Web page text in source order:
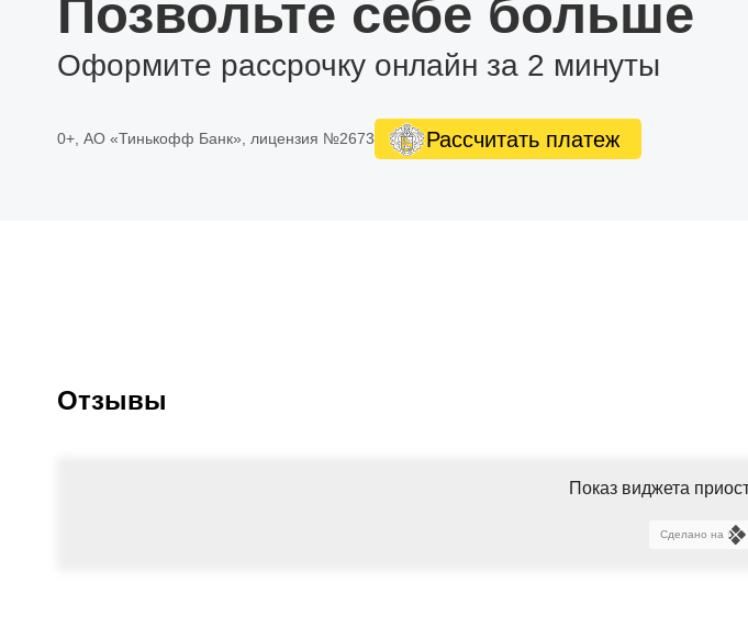
Позвольте себе больше
Оформите рассрочку онлайн за 2 минуты
0+, АО «Тинькофф Банк», лицензия №2673 Рассчитать платеж
Отзывы
Показ виджета
Сделано на